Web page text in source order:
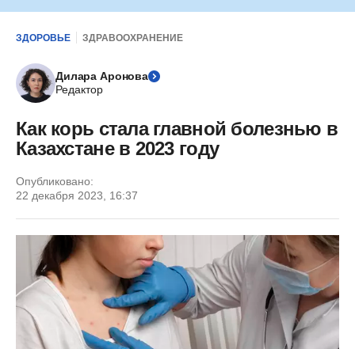
ЗДОРОВЬЕ ЗДРАВООХРАНЕНИЕ
Дилара Аронова
Редактор
Как корь стала главной болезнью в
Казахстане в 2023 году
Опубликовано:
22 декабря 2023, 16:37